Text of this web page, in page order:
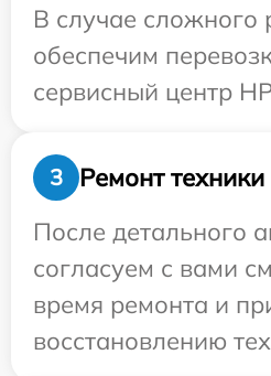
В случае сложного
обеспечим
сервисный центр
3
Ремонт техники
После детального
согласуем с вами
время ремонта и
восстановлению